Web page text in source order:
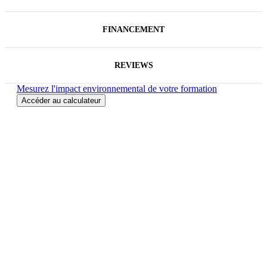
FINANCEMENT
REVIEWS
Mesurez l'impact environnemental de votre formation
Accéder au calculateur